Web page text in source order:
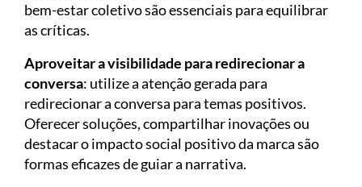
bem-estar coletivo são essenciais para equilibrar
as críticas.
Aproveitar a visibilidade para redirecionar a
conversa: utilize a atenção gerada para
redirecionar a conversa para temas positivos.
Oferecer soluções, compartilhar inovações ou
destacar o impacto social positivo da marca são
formas eficazes de guiar a narrativa.